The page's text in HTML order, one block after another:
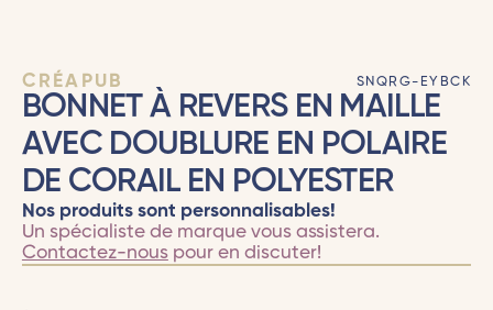
CRÉAPUB SNQRG-EYBCK
BONNET À REVERS EN MAILLE
AVEC DOUBLURE EN POLAIRE
DE CORAIL EN POLYESTER
Nos produits sont personnalisables!
Un spécialiste de marque vous assistera.
Contactez-nouspour en discuter!